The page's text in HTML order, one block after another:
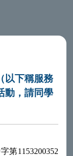
以下稱服務
動，請同學
第1153200352